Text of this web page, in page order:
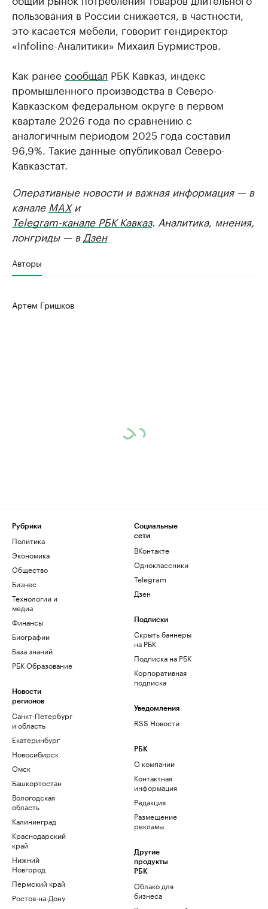
пользования в России снижается, в частности,
это касается мебели, говорит гендиректор
«Infoline-Аналитики» Михаил Бурмистров.
Как ранее сообщал РБК Кавказ, индекс
промышленного производства в Северо-
Кавказском федеральном округе в первом
квартале 2026 года по сравнению с
аналогичным периодом 2025 года составил
96,9%. Такие данные опубликовал Северо-
Кавказстат.
Оперативные новости и важная информация — в
канале MAXи
Telegram-канале РБК Кавказ. Аналитика, мнения,
лонгриды — в Дзен
Авторы
Артем Гришков
Рубрики
Политика
Экономика
Общество
Бизнес
Технологии и
медиа
Финансы
Биографии
База знаний
РБК Образование
Новости
регионов
Санкт-Петербург
и область
Екатеринбург
Новосибирск
Омск
Башкортостан
Вологодская
область
Калининград
Краснодарский
край
Нижний
Новгород
Пермский край
Ростов-на-Дону
Социальные
сети
ВКонтакте
Одноклассники
Telegram
Дзен
Подписки
Скрыть баннеры
на РБК
Подписка на РБК
Корпоративная
подписка
Уведомления
RSS Новости
РБК
О компании
Контактная
информация
Редакция
Размещение
рекламы
Другие
продукты
РБК
Облако для
бизнеса